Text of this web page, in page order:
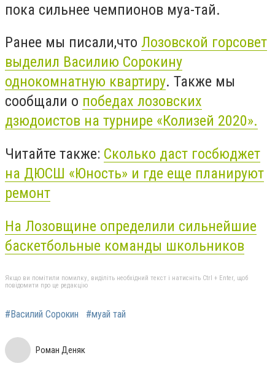
пока сильнее чемпионов муа-тай.
Ранее мы писали,что Лозовской горсовет
выделил Василию Сорокину
однокомнатную квартиру. Также мы
сообщали о победах лозовских
дзюдоистов на турнире «Колизей 2020».
Читайте также: Сколько даст госбюджет
на ДЮСШ «Юность» и где еще планируют
ремонт
На Лозовщине определили сильнейшие
баскетбольные команды школьников
Якщо ви помітили помилку, виділіть необхідний текст і натисніть Ctrl + Enter, щоб
повідомити про це редакцію
#Василий Сорокин #муай тай
Роман Деняк